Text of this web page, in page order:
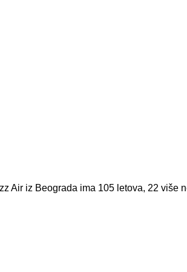
Air iz Beograda ima 105 letova, 22 više